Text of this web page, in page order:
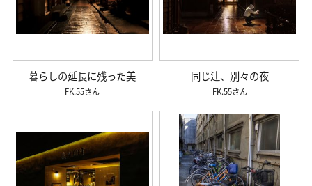
暮らしの延長に残った美
FK.55
同じ辻、別々の夜
FK.55